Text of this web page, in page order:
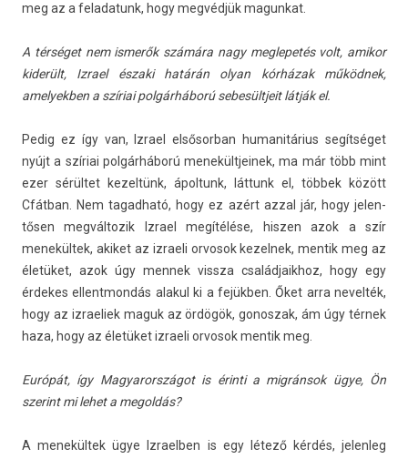
meg az a feladatunk, hogy megvédjük magun­kat.
A térséget nem ismerők számára nagy meg­lepetés volt, amikor
kiderült, Iz­rael északi határán olyan kórházak működnek,
amelyekb­en a szíriai polgárháború sebesültjeit látják el.
Pedig ez így van, Iz­rael el­sősor­ban humanitárius segítséget
nyújt a szíriai polgárháború menekültjeinek, ma már több mint
ezer sérültet kezel­tünk, ápol­tunk, láttunk el, többek között
Cfátban. Nem tagad­ható, hogy ez azért azzal jár, hogy jelen­
tős­en meg­változik Iz­rael megítélése, hisz­en azok a szír
menekültek, akiket az iz­raeli or­vosok kezel­nek, men­tik meg az
életüket, azok úgy men­nek vissza család­jaik­hoz, hogy egy
érdekes el­lentmon­dás al­akul ki a fejükben. Őket arra nevel­ték,
hogy az iz­raeliek maguk az ördögök, gonos­zak, ám úgy térnek
haza, hogy az életüket iz­raeli or­vosok men­tik meg.
Európát, így Magyarországot is érinti a migránsok ügye, Ön
szerint mi lehet a megol­dás?
A menekültek ügye Iz­raelb­en is egy létező kérdés, jelen­leg